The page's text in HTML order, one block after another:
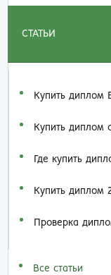
СТАТЬИ
Купить диплом
Купить диплом
Где купить
Купить диплом
Проверка
Все статьи